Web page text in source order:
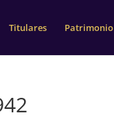
Titulares Patrimonio